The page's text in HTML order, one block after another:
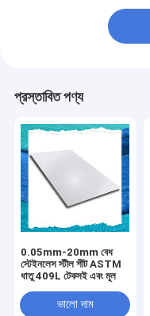
প্রস্তাবিত পণ্য
0.05mm-20mm বেধ
স্টেইনলেস স্টীল শীট ASTM
ধাতু 409L টেকসই এবং মূল
ভালো দাম